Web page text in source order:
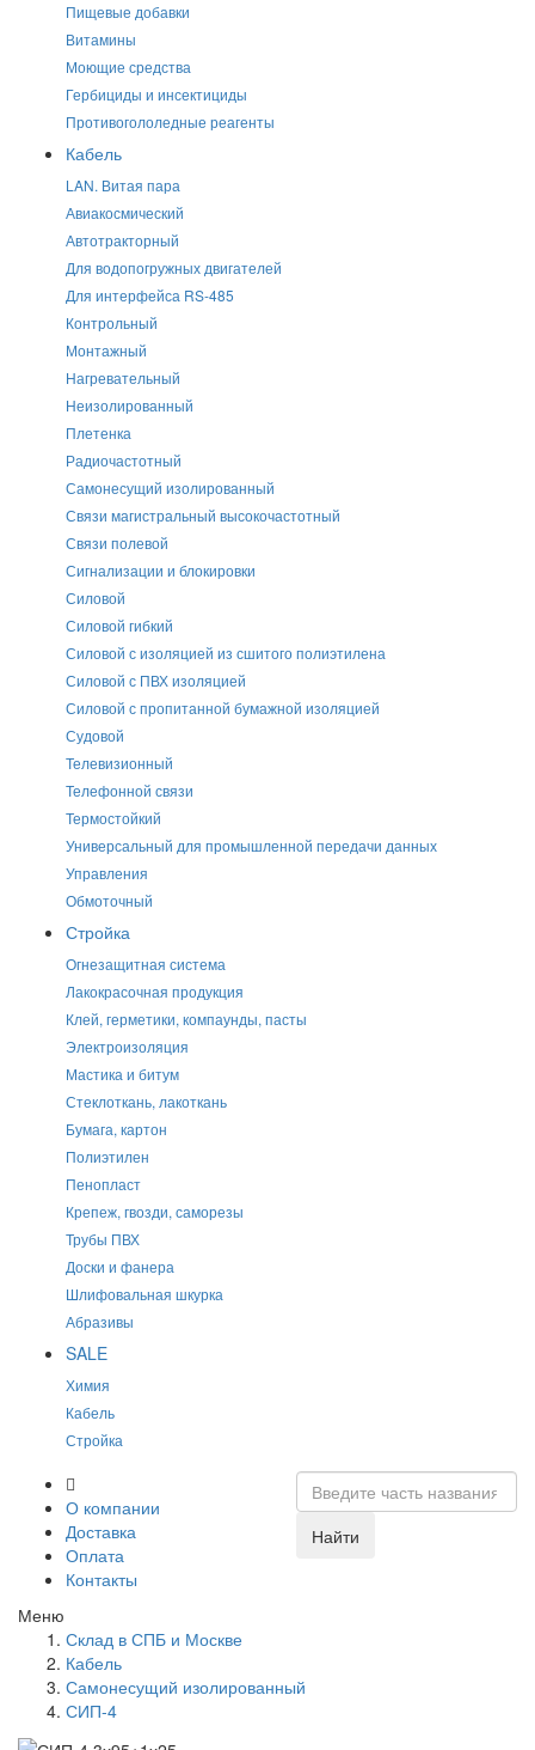
Пищевые добавки
Витамины
Моющие средства
Гербициды и инсектициды
Противогололедные реагенты
Кабель
LAN. Витая пара
Авиакосмический
Автотракторный
Для водопогружных двигателей
Для интерфейса RS-485
Контрольный
Монтажный
Нагревательный
Неизолированный
Плетенка
Радиочастотный
Самонесущий изолированный
Связи магистральный высокочастотный
Связи полевой
Сигнализации и блокировки
Силовой
Силовой гибкий
Силовой с изоляцией из сшитого полиэтилена
Силовой с ПВХ изоляцией
Силовой с пропитанной бумажной изоляцией
Судовой
Телевизионный
Телефонной связи
Термостойкий
Универсальный для промышленной передачи данных
Управления
Обмоточный
Стройка
Огнезащитная система
Лакокрасочная продукция
Клей, герметики, компаунды, пасты
Электроизоляция
Мастика и битум
Стеклоткань, лакоткань
Бумага, картон
Полиэтилен
Пенопласт
Крепеж, гвозди, саморезы
Трубы ПВХ
Доски и фанера
Шлифовальная шкурка
Абразивы
SALE
Химия
Кабель
Стройка
О компании
Доставка
Оплата
Контакты
Найти
Меню
Склад в СПБ и Москве
Кабель
Самонесущий изолированный
СИП-4